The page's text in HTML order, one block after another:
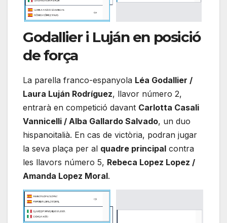
Godallier i Luján en posició
de força
La parella franco-espanyola Léa Godallier /
Laura Luján Rodríguez, llavor número 2,
entrarà en competició davant Carlotta Casali
Vannicelli / Alba Gallardo Salvado, un duo
hispanoitalià. En cas de victòria, podran jugar
la seva plaça per al quadre principal contra
les llavors número 5, Rebeca Lopez Lopez /
Amanda Lopez Moral.